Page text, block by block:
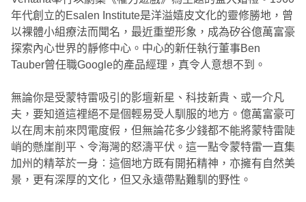
年代創立的Esalen Institute是洋溢嬉皮文化的靈修勝地，曾
以裸體小組療法而聞名，最近重塑形象，成為矽谷億萬富豪
探索內心世界的靜修中心。中心的新任執行董事Ben
Tauber曾任職Google的產品經理，真令人意想不到。
無論你是受蒙特雷吸引的影壇新星、科技新貴、或一介凡
夫，要知道這裡絕不是個輕易受人馴服的地方。億萬富豪可
以在周末前來閃電度假，但無論花多少錢都不能將蒙特雷陡
峭的懸崖削平、令海灣的怒濤平伏。這一點令蒙特雷一直集
加州的精萃於一身︰這個地方既有開拓精神，亦擁有自然美
景，更有深厚的文化，但又永遠帶點難馴的野性。